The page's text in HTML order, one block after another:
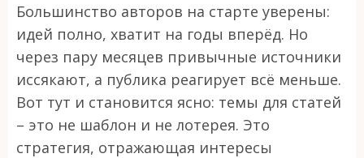
Большинство авторов на старте уверены:
идей полно, хватит на годы вперёд. Но
через пару месяцев привычные источники
иссякают, а публика реагирует всё меньше.
Вот тут и становится ясно: темы для статей
– это не шаблон и не лотерея. Это
стратегия, отражающая интересы